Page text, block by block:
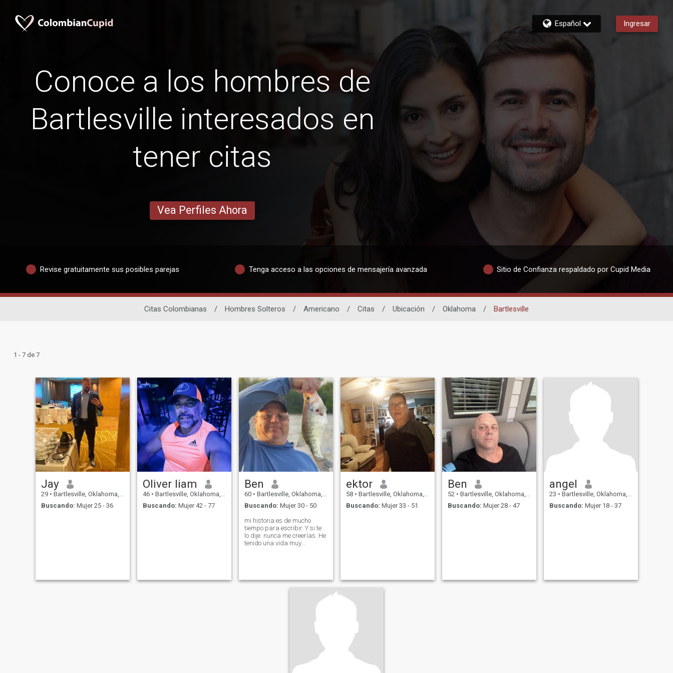
Español Ingresar
Conoce a los hombres de
Bartlesville interesados ​​en
tener citas
Vea Perfiles Ahora
Revise gratuitamente sus posibles parejas Tenga acceso a las opciones de mensajería avanzada Sitio de Confianza respaldado por Cupid Media
Citas Colombianas / Hombres Solteros / Americano / Citas / Ubicación / Oklahoma / Bartlesville
1 - 7 de 7
Jay
29 • Bartlesville, Oklahoma, Estados Unidos
Buscando: Mujer 25 - 36
Oliver liam
46 • Bartlesville, Oklahoma, Estados Unidos
Buscando: Mujer 42 - 77
Ben
60 • Bartlesville, Oklahoma, Estados Unidos
Buscando: Mujer 30 - 50
mi historia es de mucho
tiempo para escribir. Y si te
lo dije. nunca me creerías. He
tenido una vida muy
unirte a mí.
ektor
58 • Bartlesville, Oklahoma, Estados Unidos
Buscando: Mujer 33 - 51
Ben
52 • Bartlesville, Oklahoma, Estados Unidos
Buscando: Mujer 28 - 47
angel
23 • Bartlesville, Oklahoma, Estados Unidos
Buscando: Mujer 18 - 37